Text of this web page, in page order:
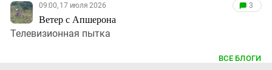
09:00, 17 июля 2026
Ветер с Апшерона
3
Телевизионная пытка
ВСЕ БЛОГИ